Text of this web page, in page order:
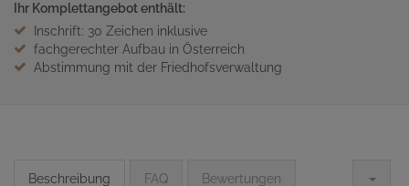
Ihr Komplettangebot enthält:
Inschrift: 30 Zeichen inklusive
fachgerechter Aufbau in Österreich
Abstimmung mit der Friedhofsverwaltung
Beschreibung FAQ Bewertungen